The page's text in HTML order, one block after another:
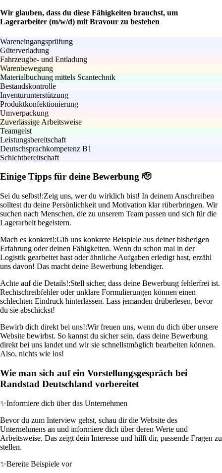
Wir glauben, dass du diese Fähigkeiten brauchst, um
Lagerarbeiter (m/w/d) mit Bravour zu bestehen
Wareneingangsprüfung
Güterverladung
Fahrzeugbe- und Entladung
Warenbewegung
Materialbuchung mittels Scantechnik
Bestandskontrolle
Inventurunterstützung
Produktkonfektionierung
Umverpackung
Zuverlässige Arbeitsweise
Teamgeist
Leistungsbereitschaft
Deutschsprachkompetenz B1
Schichtbereitschaft
Einige Tipps für deine Bewerbung 🫡
Sei du selbst!:Zeig uns, wer du wirklich bist! In deinem Anschreiben
solltest du deine Persönlichkeit und Motivation klar rüberbringen. Wir
suchen nach Menschen, die zu unserem Team passen und sich für die
Lagerarbeit begeistern.
Mach es konkret!:Gib uns konkrete Beispiele aus deiner bisherigen
Erfahrung oder deinen Fähigkeiten. Wenn du schon mal in der
Logistik gearbeitet hast oder ähnliche Aufgaben erledigt hast, erzähl
uns davon! Das macht deine Bewerbung lebendiger.
Achte auf die Details!:Stell sicher, dass deine Bewerbung fehlerfrei ist.
Rechtschreibfehler oder unklare Formulierungen können einen
schlechten Eindruck hinterlassen. Lass jemanden drüberlesen, bevor
du sie abschickst!
Bewirb dich direkt bei uns!:Wir freuen uns, wenn du dich über unsere
Website bewirbst. So kannst du sicher sein, dass deine Bewerbung
direkt bei uns landet und wir sie schnellstmöglich bearbeiten können.
Also, nichts wie los!
Wie man sich auf ein Vorstellungsgespräch bei
Randstad Deutschland vorbereitet
✨Informiere dich über das Unternehmen
Bevor du zum Interview gehst, schau dir die Website des
Unternehmens an und informiere dich über deren Werte und
Arbeitsweise. Das zeigt dein Interesse und hilft dir, passende Fragen zu
stellen.
✨Bereite Beispiele vor